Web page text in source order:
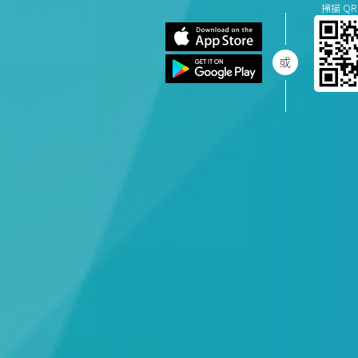
掃描